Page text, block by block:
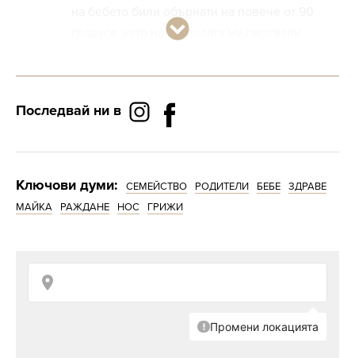
градуса, като на стъпалата му липсвали
Снимка: GoFundMe
Лошите новини за семейството не свършили
до тук. Медиците открили също, че Грей е
Последвай ни в
Ключови думи: СЕМЕЙСТВО РОДИТЕЛИ БЕБЕ
ЗДРАВЕ
МАЙКА
РАЖДАНЕ НОС ГРИЖИ